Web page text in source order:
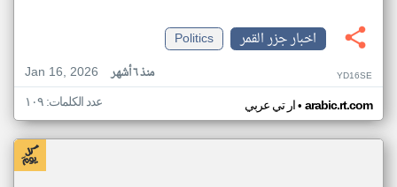
اخبار جزر القمر
Politics
Jan 16, 2026
منذ ٦ أشهر YD16SE
ار تي عربي• arabic.rt.com عدد الكلمات: ١٠٩